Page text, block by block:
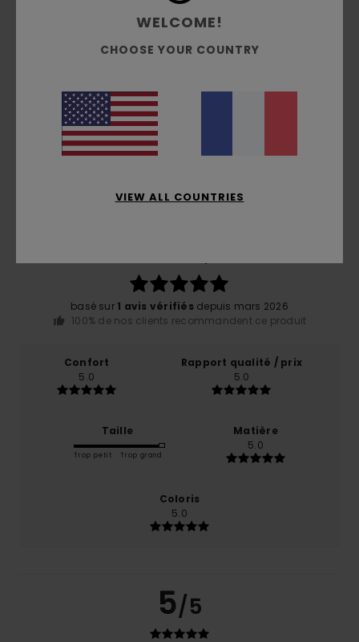
Traçabilité du produit (Loi Agec)
Livraison & Retours
Avis clients
5.0
basé sur 1 avis vérifiés depuis mars 2026
100% de nos clients recommandent ce produit
Confort
5.0
Rapport qualité / prix
5.0
Taille
Trop petit Trop grand
Matière
5.0
Coloris
5.0
5/5
WELCOME!
CHOOSE YOUR COUNTRY
VIEW ALL COUNTRIES